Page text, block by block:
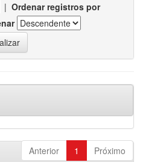
| Ordenar registros por
Anterior 1 Próximo